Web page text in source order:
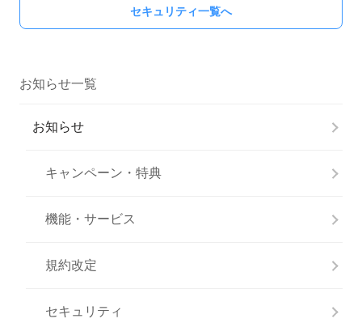
セキュリティ一覧へ
お知らせ一覧
お知らせ
キャンペーン・特典
機能・サービス
規約改定
セキュリティ